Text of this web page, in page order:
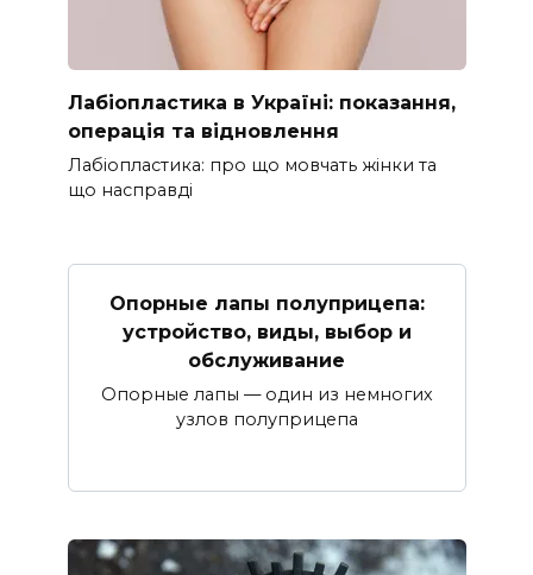
Лабіопластика в Україні: показання,
операція та відновлення
Лабіопластика: про що мовчать жінки та
що насправді
Опорные лапы полуприцепа:
устройство, виды, выбор и
обслуживание
Опорные лапы — один из немногих
узлов полуприцепа